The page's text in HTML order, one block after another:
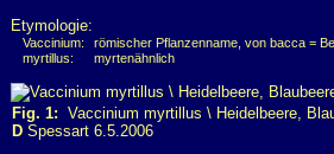
Etymologie:
Vaccinium:
römischer Pflanzenname, von bacca =
myrtillus:
myrtenähnlich
Fig. 1: Vaccinium myrtillus \ Heidelbeere,
D Spessart 6.5.2006